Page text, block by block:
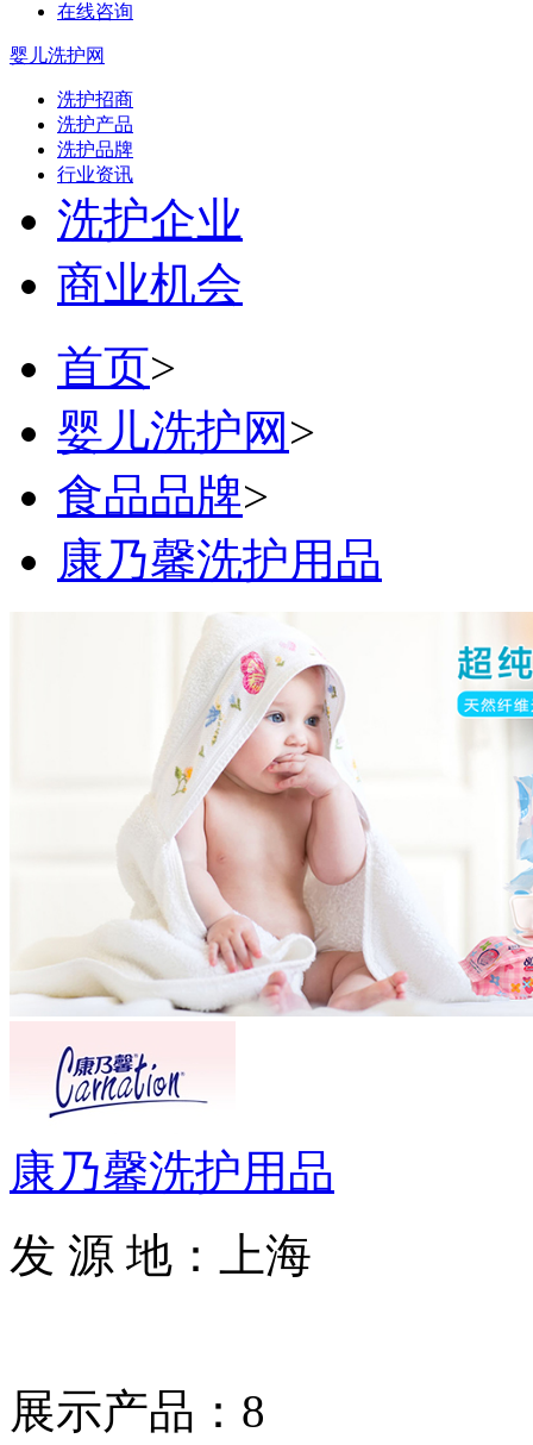
在线咨询
婴儿洗护网
洗护招商
洗护产品
洗护品牌
行业资讯
洗护企业
商业机会
首页>
婴儿洗护网 >
食品品牌>
康乃馨洗护用品
康乃馨洗护用品
发 源 地：上海
展示产品：8